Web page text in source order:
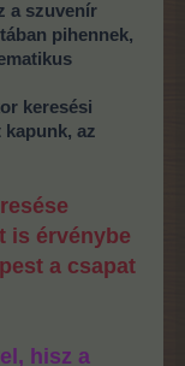
a szuvenír
pihennek,
keresési
az
is érvénybe
a csapat
hisz a